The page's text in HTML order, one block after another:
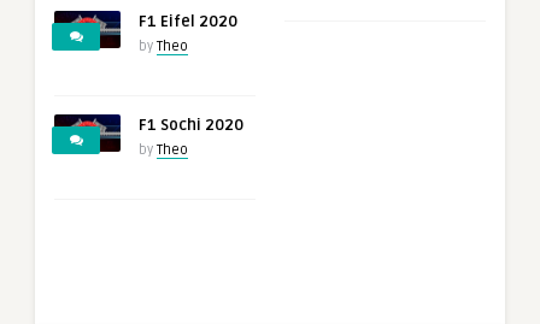
F1 Eifel 2020
by Theo
F1 Sochi 2020
by Theo